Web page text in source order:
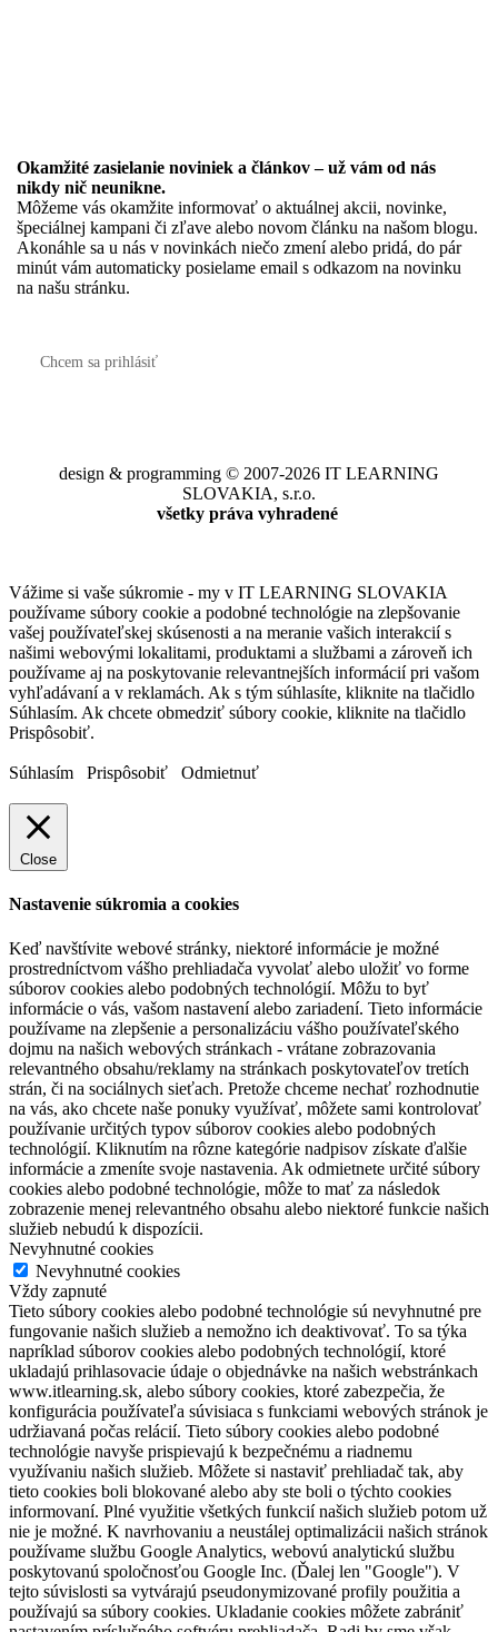
Okamžité zasielanie noviniek a článkov – už vám od nás
nikdy nič neunikne.
Môžeme vás okamžite informovať o aktuálnej akcii, novinke,
špeciálnej kampani či zľave alebo novom článku na našom blogu.
Akonáhle sa u nás v novinkách niečo zmení alebo pridá, do pár
minút vám automaticky posielame email s odkazom na novinku
na našu stránku.
Chcem sa prihlásiť
design & programming © 2007-2026 IT LEARNING
SLOVAKIA, s.r.o.
všetky práva vyhradené
Vážime si vaše súkromie - my v IT LEARNING SLOVAKIA
používame súbory cookie a podobné technológie na zlepšovanie
vašej používateľskej skúsenosti a na meranie vašich interakcií s
našimi webovými lokalitami, produktami a službami a zároveň ich
používame aj na poskytovanie relevantnejších informácií pri vašom
vyhľadávaní a v reklamách. Ak s tým súhlasíte, kliknite na tlačidlo
Súhlasím. Ak chcete obmedziť súbory cookie, kliknite na tlačidlo
Prispôsobiť.
Súhlasím Prispôsobiť Odmietnuť
Close
Nastavenie súkromia a cookies
Keď navštívite webové stránky, niektoré informácie je možné
prostredníctvom vášho prehliadača vyvolať alebo uložiť vo forme
súborov cookies alebo podobných technológií. Môžu to byť
informácie o vás, vašom nastavení alebo zariadení. Tieto informácie
používame na zlepšenie a personalizáciu vášho používateľského
dojmu na našich webových stránkach - vrátane zobrazovania
relevantného obsahu/reklamy na stránkach poskytovateľov tretích
strán, či na sociálnych sieťach. Pretože chceme nechať rozhodnutie
na vás, ako chcete naše ponuky využívať, môžete sami kontrolovať
používanie určitých typov súborov cookies alebo podobných
technológií. Kliknutím na rôzne kategórie nadpisov získate ďalšie
informácie a zmeníte svoje nastavenia. Ak odmietnete určité súbory
cookies alebo podobné technológie, môže to mať za následok
zobrazenie menej relevantného obsahu alebo niektoré funkcie našich
služieb nebudú k dispozícii.
Nevyhnutné cookies
Nevyhnutné cookies
Vždy zapnuté
Tieto súbory cookies alebo podobné technológie sú nevyhnutné pre
fungovanie našich služieb a nemožno ich deaktivovať. To sa týka
napríklad súborov cookies alebo podobných technológií, ktoré
ukladajú prihlasovacie údaje o objednávke na našich webstránkach
www.itlearning.sk, alebo súbory cookies, ktoré zabezpečia, že
konfigurácia používateľa súvisiaca s funkciami webových stránok je
udržiavaná počas relácií. Tieto súbory cookies alebo podobné
technológie navyše prispievajú k bezpečnému a riadnemu
využívaniu našich služieb. Môžete si nastaviť prehliadač tak, aby
tieto cookies boli blokované alebo aby ste boli o týchto cookies
informovaní. Plné využitie všetkých funkcií našich služieb potom už
nie je možné. K navrhovaniu a neustálej optimalizácii našich stránok
používame službu Google Analytics, webovú analytickú službu
poskytovanú spoločnosťou Google Inc. (Ďalej len "Google"). V
tejto súvislosti sa vytvárajú pseudonymizované profily použitia a
používajú sa súbory cookies. Ukladanie cookies môžete zabrániť